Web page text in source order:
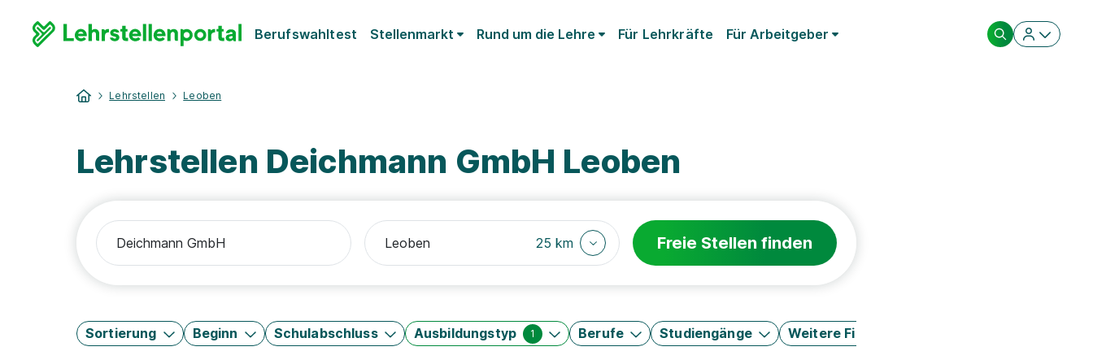
Berufswahltest Stellenmarkt Rund um die Lehre Für Lehrkräfte Für Arbeitgeber
Lehrstellen Leoben
Lehrstellen Deichmann GmbH Leoben
25 km Freie Stellen finden
Sortierung Beginn Schulabschluss Ausbildungstyp 1 Berufe Studiengänge Weitere Filter